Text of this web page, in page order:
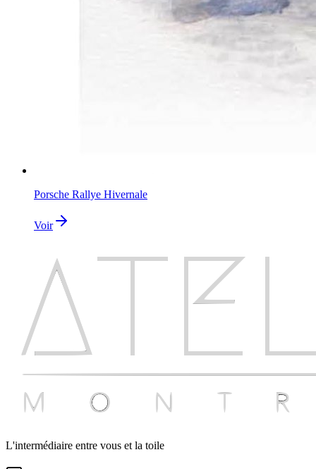
Porsche Rallye Hivernale
Voir
L'intermédiaire entre vous et la toile